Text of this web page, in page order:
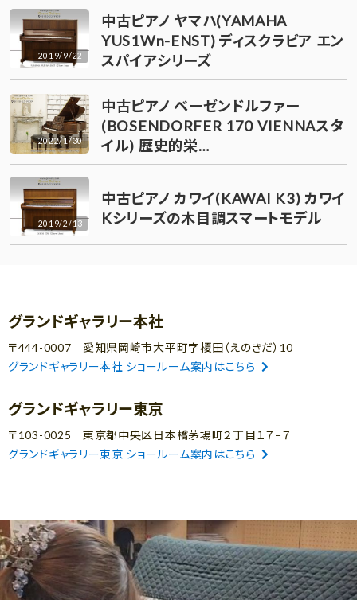
2019/9/22
中古ピアノ ヤマハ(YAMAHA
YUS1Wn-ENST) ディスクラビア エン
スパイアシリーズ
2022/1/30
中古ピアノ ベーゼンドルファー
(BOSENDORFER 170 VIENNAスタ
イル) 歴史的栄…
2019/2/13
中古ピアノ カワイ(KAWAI K3) カワイ
Kシリーズの木目調スマートモデル
グランドギャラリー本社
〒444-0007 愛知県岡崎市大平町字榎田（えのきだ）10
グランドギャラリー本社 ショールーム案内はこちら
グランドギャラリー東京
〒103-0025 東京都中央区日本橋茅場町２丁目１７−７
グランドギャラリー東京 ショールーム案内はこちら